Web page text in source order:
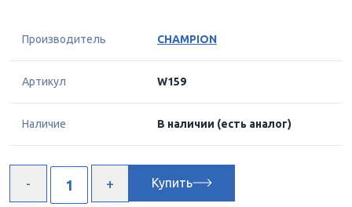
Производитель CHAMPION
Артикул W159
Наличие В наличии (есть аналог)
Купить